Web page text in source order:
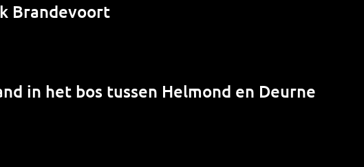
Brandevoort
in het bos tussen Helmond en Deurne